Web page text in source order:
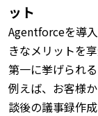
ット
Agentforceを導
きなメリットを享
第一に挙げられ
例えば、お客様
談後の議事録作